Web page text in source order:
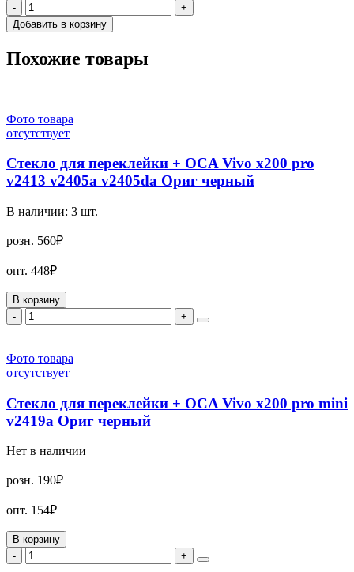
-
+
Добавить в корзину
Похожие товары
Фото товара
отсутствует
Стекло для переклейки + OCA Vivo x200 pro
v2413 v2405a v2405da Ориг черный
В наличии: 3 шт.
розн. 560₽
опт. 448₽
В корзину
-
+
Фото товара
отсутствует
Стекло для переклейки + OCA Vivo x200 pro mini
v2419a Ориг черный
Нет в наличии
розн. 190₽
опт. 154₽
В корзину
-
+